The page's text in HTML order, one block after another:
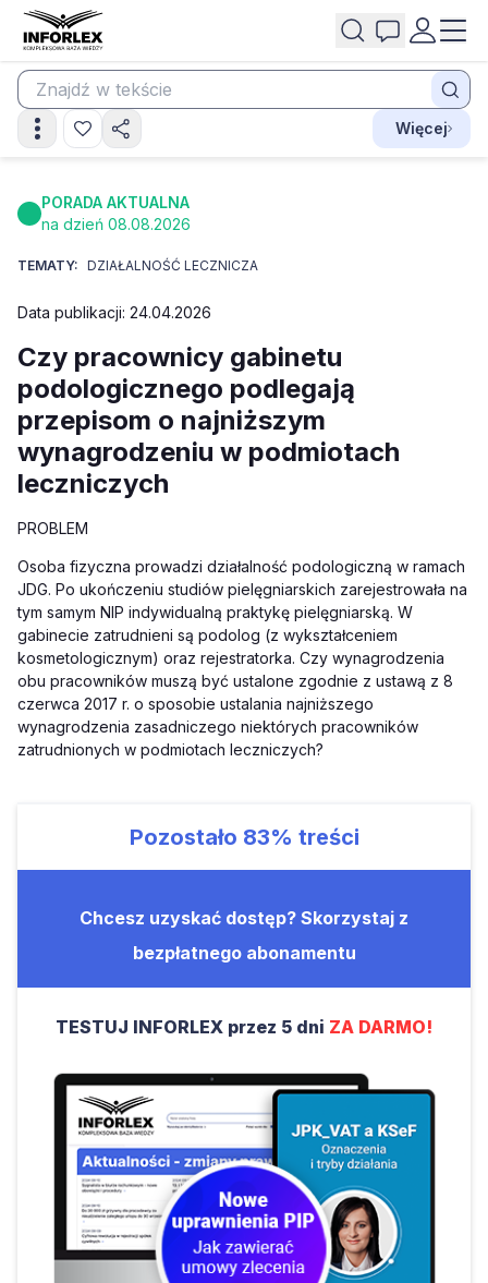
Więcej
PORADA AKTUALNA
na dzień 08.08.2026
TEMATY: DZIAŁALNOŚĆ LECZNICZA
Data publikacji: 24.04.2026
Czy pracownicy gabinetu
podologicznego podlegają
przepisom o najniższym
wynagrodzeniu w podmiotach
leczniczych
PROBLEM
Osoba fizyczna prowadzi działalność podologiczną w ramach
JDG. Po ukończeniu studiów pielęgniarskich zarejestrowała na
tym samym NIP indywidualną praktykę pielęgniarską. W
gabinecie zatrudnieni są podolog (z wykształceniem
kosmetologicznym) oraz rejestratorka. Czy wynagrodzenia
obu pracowników muszą być ustalone zgodnie z ustawą z 8
czerwca 2017 r. o sposobie ustalania najniższego
wynagrodzenia zasadniczego niektórych pracowników
zatrudnionych w podmiotach leczniczych?
Pozostało 83% treści
Chcesz uzyskać dostęp? Skorzystaj z
bezpłatnego abonamentu
TESTUJ INFORLEX przez 5 dni ZA DARMO!